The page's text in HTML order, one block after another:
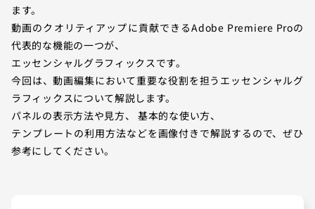
ます。
動画のクオリティアップに貢献できるAdobe Premiere Proの
代表的な機能の一つが、
エッセンシャルグラフィックスです。
今回は、動画編集において重要な役割を担うエッセンシャルグ
ラフィックスについて解説します。
パネルの表示方法や見方、 基本的な使い方、
テンプレートの利用方法などを画像付きで解説するので、ぜひ
参考にしてください。